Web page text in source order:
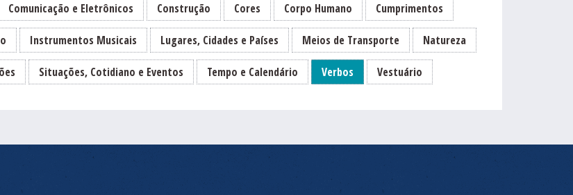
Comunicação e Eletrônicos Construção Cores Corpo Humano Cumprimentos
Instrumentos Musicais Lugares, Cidades e Países Meios de Transporte Natureza
Situações, Cotidiano e Eventos Tempo e Calendário Verbos Vestuário